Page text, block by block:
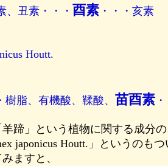
、丑素・・・ 酉素 ・・・亥素
Houtt.
脂、有機酸、鞣酸、 苗酉素
蹄」という植物に関する成分
japonicus Houtt.」というのも
ますと、